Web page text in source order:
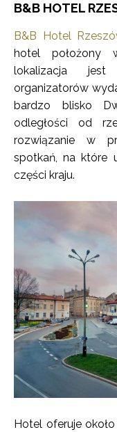
B&B HOTEL
B&B Hotel
hotel położony
lokalizacja
organizatorów
bardzo blisko
odległości od
rozwiązanie w
spotkań, na które
części kraju.
Hotel oferuje około